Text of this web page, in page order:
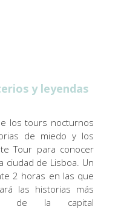
y leyendas
los tours nocturnos
de miedo y los
Tour para conocer
ciudad de Lisboa. Un
2 horas en las que
las historias más
de la capital